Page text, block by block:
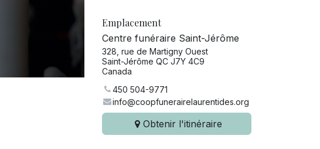
Emplacement
Centre funéraire Saint-Jérôme
328, rue de Martigny Ouest
Saint-Jérôme QC J7Y 4C9
Canada
450 504-9771
info@coopfunerairelaurentides.org
Obtenir l'itinéraire